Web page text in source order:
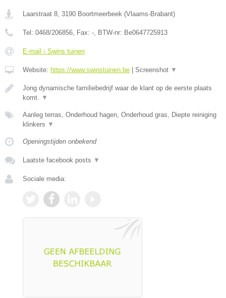
Laarstraat 8, 3190 Boortmeerbeek (Vlaams-Brabant)
Tel: 0468/206856, Fax: -, BTW-nr: Be0647725913
E-mail › Swins tuinen
Website: https://www.swinstuinen.be Screenshot ▼
Jong dynamische familiebedrijf waar de klant op de eerste plaats
komt. ▼
Aanleg terras, Onderhoud hagen, Onderhoud gras, Diepte reiniging
klinkers ▼
Openingstijden onbekend
Laatste facebook posts ▼
Sociale media: